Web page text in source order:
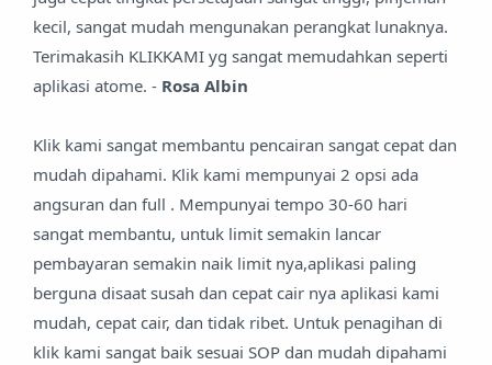
kecil, sangat mudah mengunakan perangkat lunaknya.
Terimakasih KLIKKAMI yg sangat memudahkan seperti
aplikasi atome. - Rosa Albin
Klik kami sangat membantu pencairan sangat cepat dan
mudah dipahami. Klik kami mempunyai 2 opsi ada
angsuran dan full . Mempunyai tempo 30-60 hari
sangat membantu, untuk limit semakin lancar
pembayaran semakin naik limit nya,aplikasi paling
berguna disaat susah dan cepat cair nya aplikasi kami
mudah, cepat cair, dan tidak ribet. Untuk penagihan di
klik kami sangat baik sesuai SOP dan mudah dipahami